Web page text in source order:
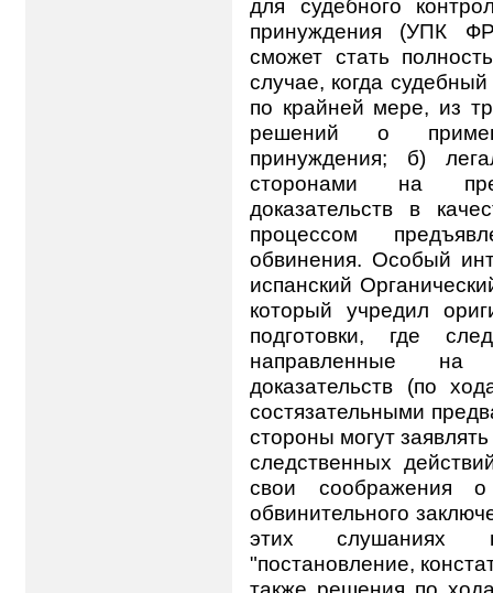
для судебного
принуждения (УПК
сможет стать
случае, когда
по крайней мере, из
решений о
принуждения; б)
сторонами на
доказательств в
процессом
обвинения. Особый
испанский
который учредил
подготовки, где
направленные на
доказательств (по
состязательными
стороны могут
следственных
свои соображения
обвинительного
этих слушаниях
"постановление,